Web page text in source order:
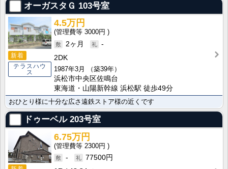
オーガスタＧ 103号室
新着
テラスハウ
ス
4.5万円
3000円
2ヶ月
-
2DK
1987年3月
（築39年）
浜松市中央区佐鳴台
東海道・山陽新幹線 浜松駅 徒歩49分
おひとり様に十分な広さ遠鉄ストア様の近くです
ドゥーベル203号室
6.75万円
2300円
-
77500円